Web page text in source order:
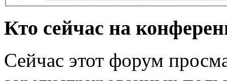
Кто сейчас на
Сейчас этот форум